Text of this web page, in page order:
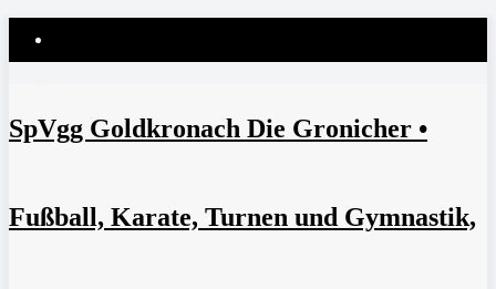
SpVgg Goldkronach Die Gronicher •
Fußball, Karate, Turnen und Gymnastik,